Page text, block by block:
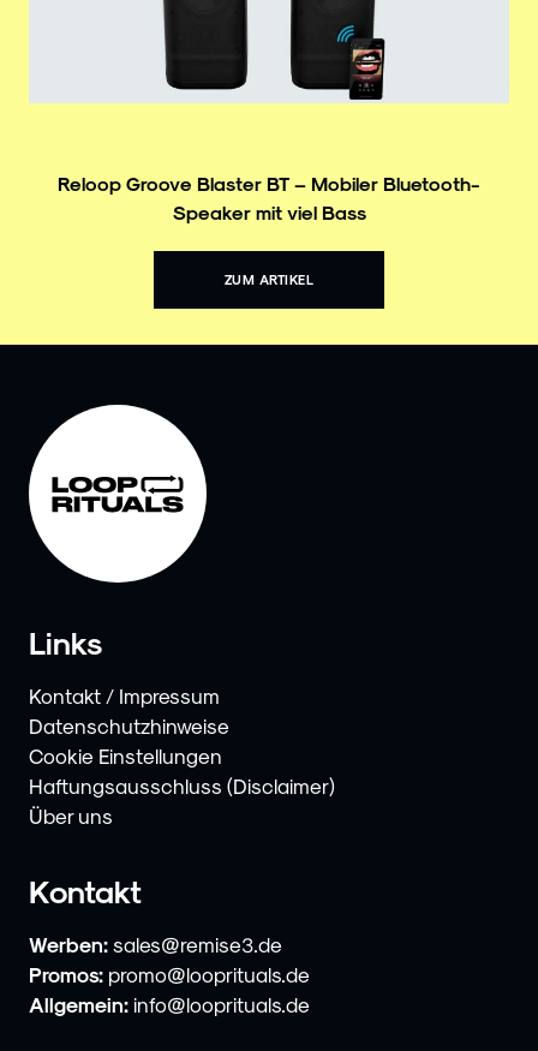
Reloop Groove Blaster BT – Mobiler Bluetooth-
Speaker mit viel Bass
ZUM ARTIKEL
Links
Kontakt / Impressum
Datenschutzhinweise
Cookie Einstellungen
Haftungsausschluss (Disclaimer)
Über uns
Kontakt
Werben: sales@remise3.de
Promos: promo@looprituals.de
Allgemein: info@looprituals.de